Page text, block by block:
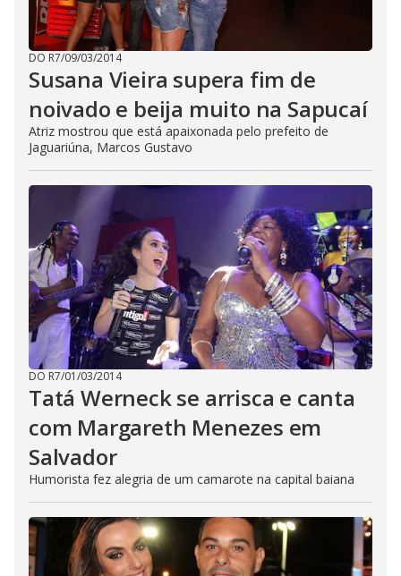
DO R7/09/03/2014
Susana Vieira supera fim de
noivado e beija muito na Sapucaí
Atriz mostrou que está apaixonada pelo prefeito de
Jaguariúna, Marcos Gustavo
DO R7/01/03/2014
Tatá Werneck se arrisca e canta
com Margareth Menezes em
Salvador
Humorista fez alegria de um camarote na capital baiana